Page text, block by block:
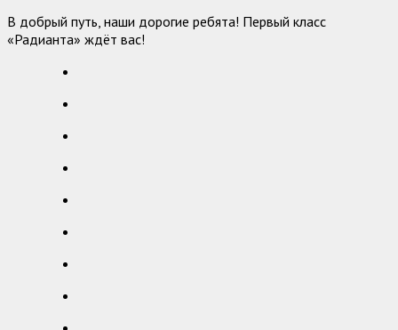
В добрый путь, наши дорогие ребята! Первый класс
«Радианта» ждёт вас!